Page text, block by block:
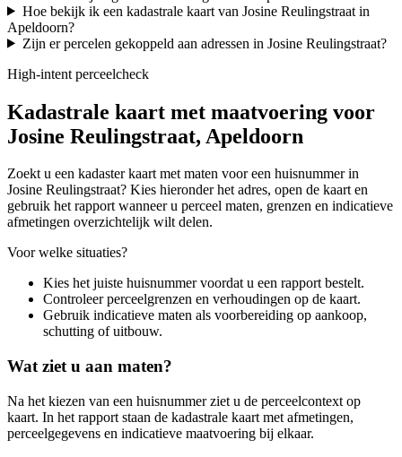
Hoe bekijk ik een kadastrale kaart van Josine Reulingstraat in
Apeldoorn?
Zijn er percelen gekoppeld aan adressen in Josine Reulingstraat?
High-intent perceelcheck
Kadastrale kaart met maatvoering voor
Josine Reulingstraat, Apeldoorn
Zoekt u een kadaster kaart met maten voor een huisnummer in
Josine Reulingstraat? Kies hieronder het adres, open de kaart en
gebruik het rapport wanneer u perceel maten, grenzen en indicatieve
afmetingen overzichtelijk wilt delen.
Voor welke situaties?
Kies het juiste huisnummer voordat u een rapport bestelt.
Controleer perceelgrenzen en verhoudingen op de kaart.
Gebruik indicatieve maten als voorbereiding op aankoop,
schutting of uitbouw.
Wat ziet u aan maten?
Na het kiezen van een huisnummer ziet u de perceelcontext op
kaart. In het rapport staan de kadastrale kaart met afmetingen,
perceelgegevens en indicatieve maatvoering bij elkaar.